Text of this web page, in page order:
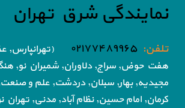
نمایندگی شرق تهران
تلفن: ۰۲۱۷۷۴۸۹۹۶۵
(تهرانپارس,
هفت حوض, سراج, دلاوران, شمیران نو,
مجیدیه, بهار, سبلان, دردشت, علم و
کرمان, امام حسین, نظام آباد, مدنی, تهران